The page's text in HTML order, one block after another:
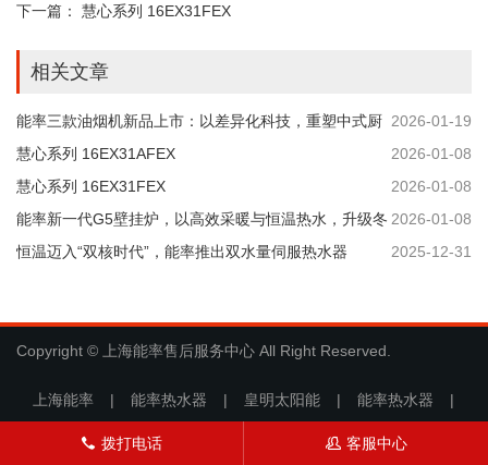
下一篇： 慧心系列 16EX31FEX
相关文章
2026-01-19
能率三款油烟机新品上市：以差异化科技，重塑中式厨
房体验
2026-01-08
慧心系列 16EX31AFEX
2026-01-08
慧心系列 16EX31FEX
2026-01-08
能率新一代G5壁挂炉，以高效采暖与恒温热水，升级冬
日居家新体验
2025-12-31
恒温迈入“双核时代”，能率推出双水量伺服热水器
Copyright © 上海能率售后服务中心 All Right Reserved.
上海能率 | 能率热水器 | 皇明太阳能 | 能率热水器 |
万凯热水器
󦁁 拨打电话 󦋱 客服中心